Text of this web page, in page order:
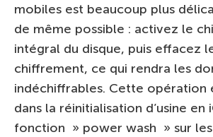
mobiles est beaucoup plus
de même possible : activez le
intégral du disque, puis effacez
chiffrement, ce qui rendra les
indéchiffrables. Cette opération
dans la réinitialisation d’usine en
fonction » power wash » sur